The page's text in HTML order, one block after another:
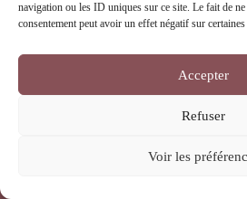
navigation ou les ID uniques sur ce site. Le fait de
consentement peut avoir un effet négatif sur
Accepter
Refuser
Voir les
-Mentions légales